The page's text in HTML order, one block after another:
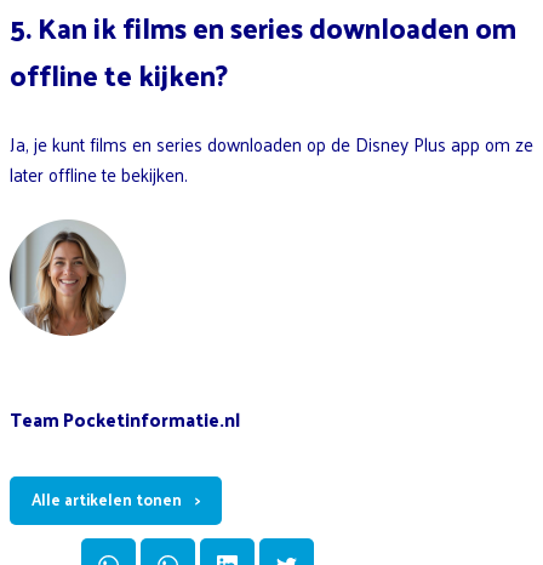
5. Kan ik films en series downloaden om
offline te kijken?
Ja, je kunt films en series downloaden op de Disney Plus app om ze
later offline te bekijken.
Team Pocketinformatie.nl
Alle artikelen tonen